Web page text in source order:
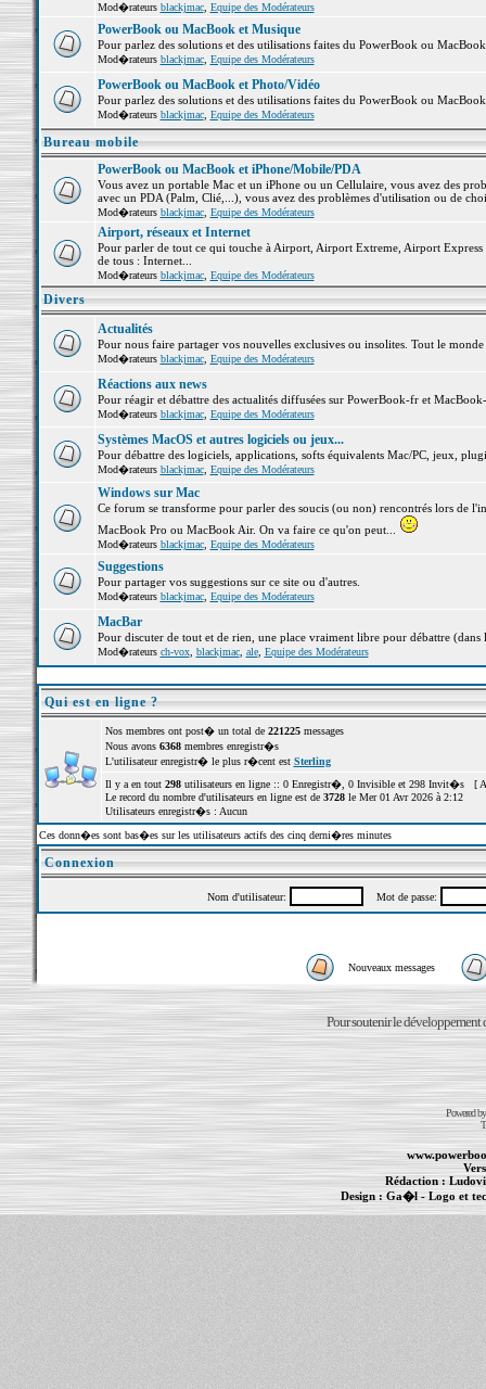
Mod�rateurs blackjmac, Equipe des Modérateurs
PowerBook ou MacBook et Musique
Pour parlez des solutions et des utilisations faites du PowerBook ou
Mod�rateurs blackjmac, Equipe des Modérateurs
PowerBook ou MacBook et Photo/Vidéo
Pour parlez des solutions et des utilisations faites du PowerBook ou
Mod�rateurs blackjmac, Equipe des Modérateurs
Bureau mobile
PowerBook ou MacBook et iPhone/Mobile/PDA
Vous avez un portable Mac et un iPhone ou un Cellulaire, vous avez des
avec un PDA (Palm, Clié,...), vous avez des problèmes d'utilisation ou de
Mod�rateurs blackjmac, Equipe des Modérateurs
Airport, réseaux et Internet
Pour parler de tout ce qui touche à Airport, Airport Extreme, Airport
de tous : Internet...
Mod�rateurs blackjmac, Equipe des Modérateurs
Divers
Actualités
Pour nous faire partager vos nouvelles exclusives ou insolites. Tout le
Mod�rateurs blackjmac, Equipe des Modérateurs
Réactions aux news
Pour réagir et débattre des actualités diffusées sur PowerBook-fr et
Mod�rateurs blackjmac, Equipe des Modérateurs
Systèmes MacOS et autres logiciels ou jeux...
Pour débattre des logiciels, applications, softs équivalents Mac/PC, jeux,
Mod�rateurs blackjmac, Equipe des Modérateurs
Windows sur Mac
Ce forum se transforme pour parler des soucis (ou non) rencontrés lors de
MacBook Pro ou MacBook Air. On va faire ce qu'on peut...
Mod�rateurs blackjmac, Equipe des Modérateurs
Suggestions
Pour partager vos suggestions sur ce site ou d'autres.
Mod�rateurs blackjmac, Equipe des Modérateurs
MacBar
Pour discuter de tout et de rien, une place vraiment libre pour débattre (dans
Mod�rateurs ch-vox, blackjmac, ale, Equipe des Modérateurs
Qui est en ligne ?
Nos membres ont post� un total de 221225messages
Nous avons 6368membres enregistr�s
L'utilisateur enregistr� le plus r�cent est Sterling
Il y a en tout 298utilisateurs en ligne :: 0 Enregistr�, 0 Invisible et 298 Invit�s [
Le record du nombre d'utilisateurs en ligne est de 3728le Mer 01 Avr 2026 à 2:12
Utilisateurs enregistr�s : Aucun
Ces donn�es sont bas�es sur les utilisateurs actifs des cinq derni�res minutes
Connexion
Nom d'utilisateur: Mot de passe:
Nouveaux messages
Pour soutenir le développement
Powered
Rédaction :
Design : Ga�l- Logo et